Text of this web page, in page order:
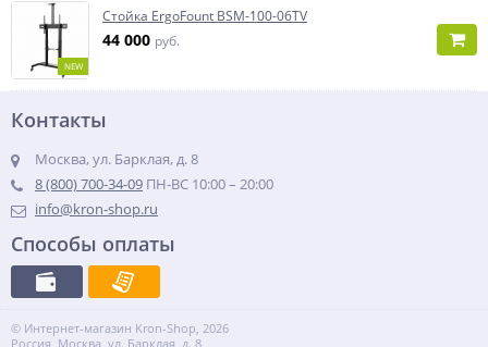
NEW
Стойка ErgoFount BSM-100-06TV
44 000 руб.
Контакты
Москва, ул. Барклая, д. 8
8 (800) 700-34-09 ПН-ВС 10:00 – 20:00
info@kron-shop.ru
Способы оплаты
© Интернет-магазин Kron-Shop, 2026
Россия, Москва, ул. Барклая, д. 8